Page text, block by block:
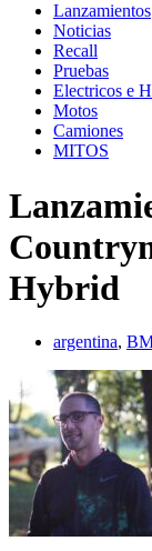
Lanzamientos
Noticias
Recall
Pruebas
Electricos e
Motos
Camiones
MITOS
Hybrid
argentina,